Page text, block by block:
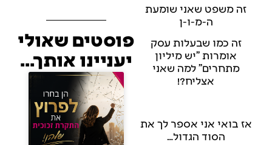
זה משפט שאני שומעת
ה-מ-ו-ן
זה כמו שבעלות עסק
אומרות "יש מיליון
מתחרים" למה שאני
אצליח?!
אז בואי אני אספר לך את
הסוד הגדול…
פוסטים שאולי
יעניינו אותך...